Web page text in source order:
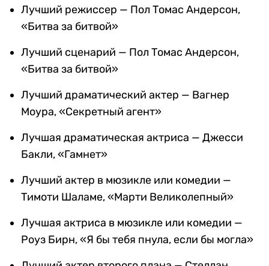
Лучший режиссер — Пол Томас Андерсон,
«Битва за битвой»
Лучший сценарий — Пол Томас Андерсон,
«Битва за битвой»
Лучший драматический актер — Вагнер
Моура, «Секретный агент»
Лучшая драматическая актриса — Джесси
Бакли, «Гамнет»
Лучший актер в мюзикле или комедии —
Тимоти Шаламе, «Марти Великолепный»
Лучшая актриса в мюзикле или комедии —
Роуз Бирн, «Я бы тебя пнула, если бы могла»